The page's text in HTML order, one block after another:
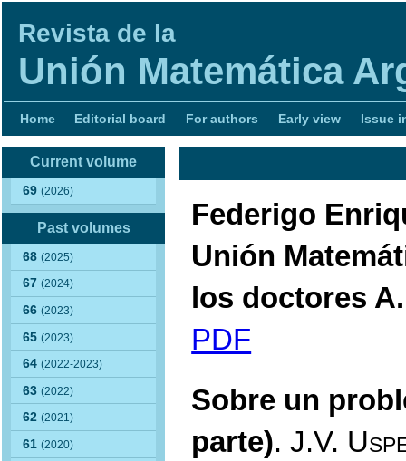
Revista de la
Unión Matemática
Home Editorial board For authors Early view Issue
Current volume
69(2026)
Past volumes
68(2025)
67(2024)
66(2023)
65(2023)
64(2022-2023)
63(2022)
62(2021)
61(2020)
Federigo
Unión
los doctores
PDF
Sobre un
parte).J.V.